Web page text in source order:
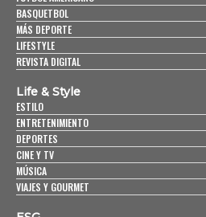
BASQUETBOL
MÁS DEPORTE
LIFESTYLE
REVISTA DIGITAL
Life & Style
ESTILO
ENTRETENIMIENTO
DEPORTES
CINE Y TV
MÚSICA
VIAJES Y GOURMET